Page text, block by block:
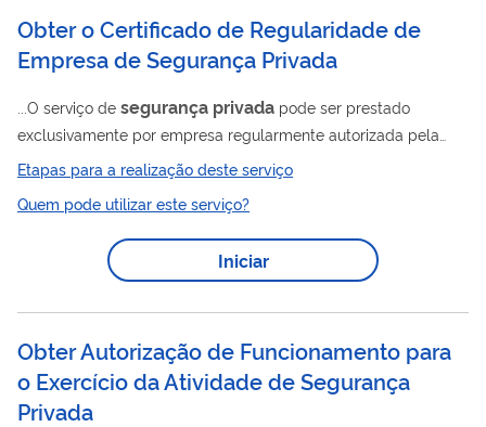
Obter o Certificado de Regularidade de
Empresa de Segurança Privada
...O serviço de segurança privada pode ser prestado
exclusivamente por empresa regularmente autorizada pela
Polícia Federal e em dia com suas obrigações. O contratante
pode ser responsabilizado caso contribua, de qualquer modo,
para a prática de infrações penais possivelmente praticadas
pelo contratado irregular. Qualquer pessoa pode obter
informações sobre a regularidade de uma empresa de
para fazer sua consulta ...
Etapas para a realização deste serviço
Quem pode utilizar este serviço?
Iniciar
Obter Autorização de Funcionamento para
o Exercício da Atividade de Segurança
Privada